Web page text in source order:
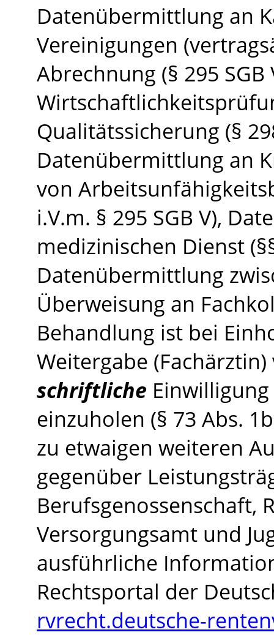
Datenübermittlung an
Vereinigungen
Abrechnung (§ 295 SGB
Qualitätssicherung (§
Datenübermittlung an
von
i.V.m. § 295 SGB V),
medizinischen Dienst
Datenübermittlung
Überweisung an
Behandlung ist bei
Weitergabe
schriftliche
einzuholen (§ 73 Abs.
zu etwaigen weiteren
gegenüber
Berufsgenossenschaft,
Versorgungsamt und
ausführliche
Rechtsportal der
rvrecht.deutsche-